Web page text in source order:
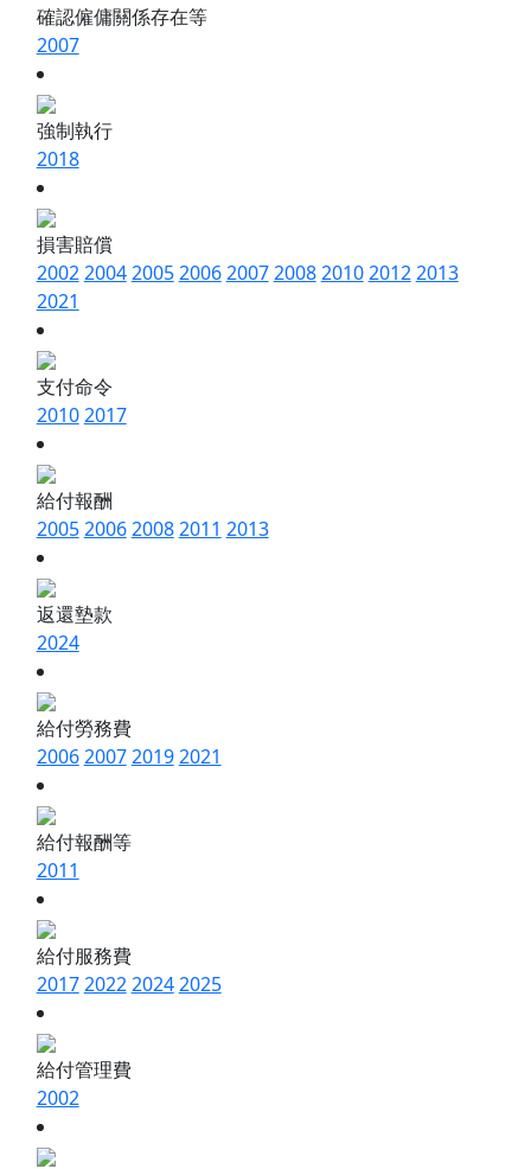
確認僱傭關係存在等
2007
強制執行
2018
損害賠償
200220042005200620072008201020122013
2021
支付命令
20102017
給付報酬
2005200620082011 2013
返還墊款
2024
給付勞務費
2006200720192021
給付報酬等
2011
給付服務費
2017202220242025
給付管理費
2002